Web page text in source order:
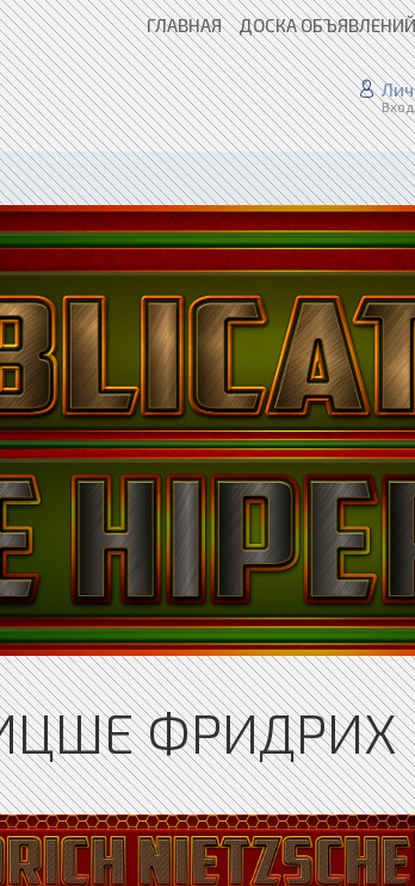
ГЛАВНАЯ ДОСКА ОБЪЯВЛЕНИЙ
ФРИДРИХ